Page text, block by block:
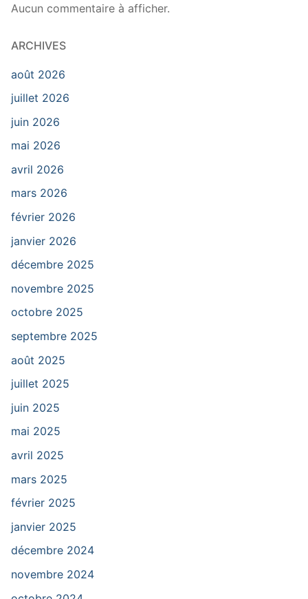
Aucun commentaire à afficher.
ARCHIVES
août 2026
juillet 2026
juin 2026
mai 2026
avril 2026
mars 2026
février 2026
janvier 2026
décembre 2025
novembre 2025
octobre 2025
septembre 2025
août 2025
juillet 2025
juin 2025
mai 2025
avril 2025
mars 2025
février 2025
janvier 2025
décembre 2024
novembre 2024